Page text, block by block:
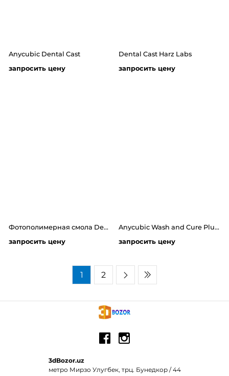
Anycubic Dental Cast
запросить цену
Dental Cast Harz Labs
запросить цену
Фотополимерная смола Dental Sand LCD/DLP 1л от компании HARZ Labs
запросить цену
Anycubic Wash and Cure Plus - УФ-камера и мойка
запросить цену
1 2
3dBozor.uz
метро Мирзо Улугбек, трц. Бунедкор / 44